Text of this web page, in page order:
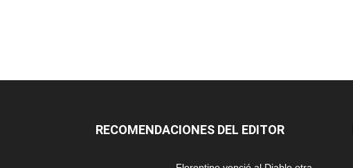
RECOMENDACIONES DEL EDITOR